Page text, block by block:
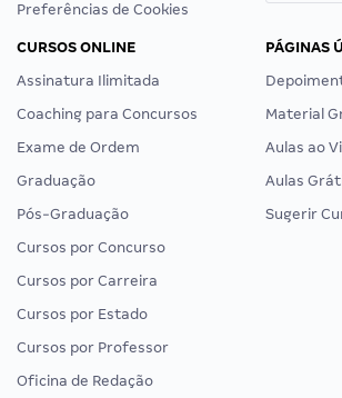
Preferências de Cookies
CURSOS ONLINE
Assinatura Ilimitada
Coaching para Concursos
Exame de Ordem
Graduação
Pós-Graduação
Cursos por Concurso
Cursos por Carreira
Cursos por Estado
Cursos por Professor
Oficina de Redação
PÁGINAS
Material
Aulas ao
Aulas
Sugerir